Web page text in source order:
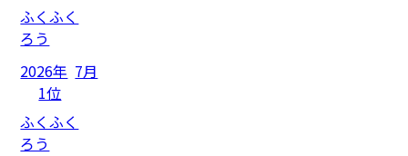
ふくふく
ろう
2026年 7月
1位
ふくふく
ろう